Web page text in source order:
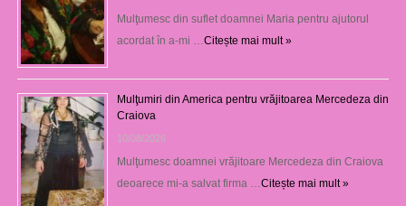
Mulţumesc din suflet doamnei Maria pentru ajutorul
acordat în a-mi …Citește mai mult »
Mulţumiri din America pentru vrăjitoarea Mercedeza din
Craiova
10/08/2026
Mulţumesc doamnei vrăjitoare Mercedeza din Craiova
deoarece mi-a salvat firma …Citește mai mult »